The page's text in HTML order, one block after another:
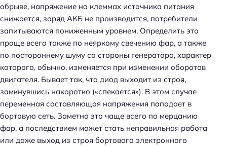
обрыве, напряжение на клеммах источника питания
снижается, заряд АКБ не производится, потребители
запитываются пониженным уровнем. Определить это
проще всего также по неяркому свечению фар, а также
по постороннему шуму со стороны генератора, характер
которого, обычно, изменяется при изменении оборотов
двигателя. Бывает так, что диод выходит из строя,
замкнувшись накоротко («спекается»). В этом случае
переменная составляющая напряжения попадает в
бортовую сеть. Заметно это чаще всего по мерцанию
фар, а последствием может стать неправильная работа
или даже выход из строя бортового электронного